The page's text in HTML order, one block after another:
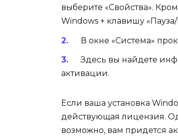
выберите «Свойства».
Windows + клавишу
В окне «Система»
Здесь вы найдете
активации.
Если ваша установка
действующая лицензия.
возможно, вам придется